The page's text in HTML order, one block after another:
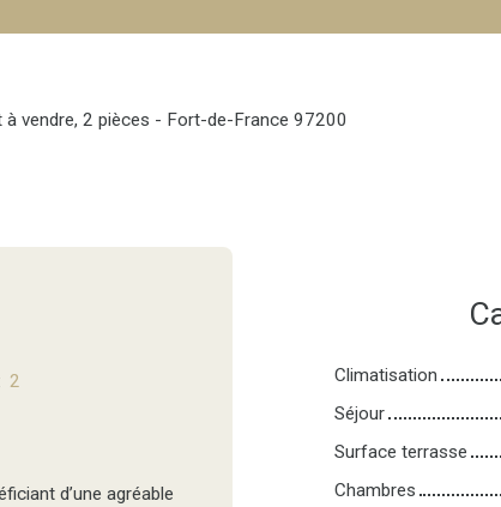
à vendre, 2 pièces - Fort-de-France 97200
2
d’une agréable
Climatisation
Séjour
Surface terrasse
Chambres